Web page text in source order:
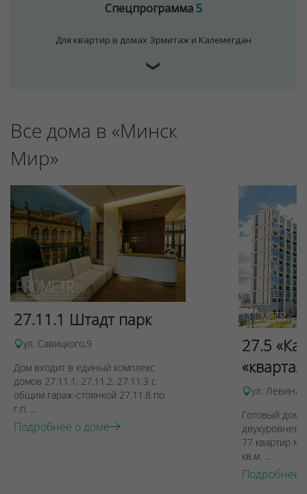
Спецпрограмма5
Для квартир в домах Эрмитаж и Калемегдан
❯
Все дома в «Минск
Мир»
27.11.1 Штадт парк
ул. Савицкого,9
Дом входит в единый комплекс
домов 27.11.1, 27.11.2, 27.11.3 с
общим гараж-стоянкой 27.11.8 по
г.п. ...
Подробнее о доме
27.5
ул. Левина,
Готовый дом
77 квартир
кв.м. ...
Подробнее
Для обеспечения удобства пользователей сайта
используются cookies
Отклонить